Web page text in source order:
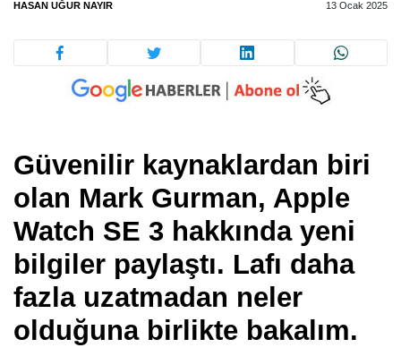
HASAN UĞUR NAYIR 13 Ocak 2025
Güvenilir kaynaklardan biri
olan Mark Gurman, Apple
Watch SE 3 hakkında yeni
bilgiler paylaştı. Lafı daha
fazla uzatmadan neler
olduğuna birlikte bakalım.